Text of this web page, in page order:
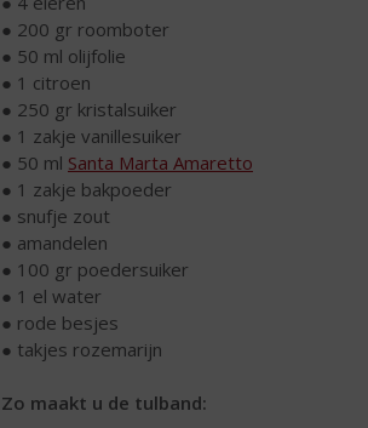
● 200 gr roomboter
● 50 ml olijfolie
● 1 citroen
● 250 gr kristalsuiker
● 1 zakje vanillesuiker
● 50 ml Santa Marta Amaretto
● 1 zakje bakpoeder
● snufje zout
● amandelen
● 100 gr poedersuiker
● 1 el water
● rode besjes
● takjes rozemarijn
Zo maakt u de tulband: